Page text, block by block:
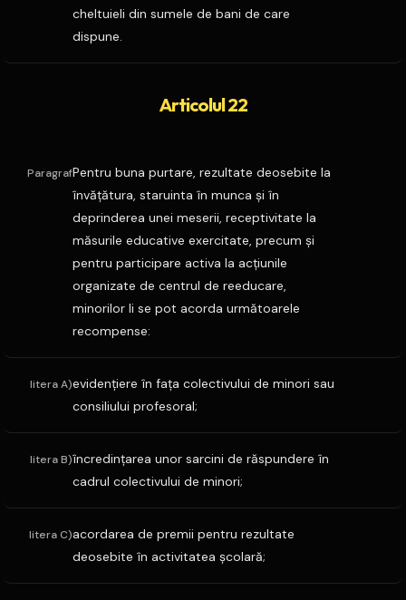
cheltuieli din sumele de bani de care
dispune.
Articolul 22
ParagrafPentru buna purtare, rezultate deosebite la
învăţătura, staruinta în munca şi în
deprinderea unei meserii, receptivitate la
măsurile educative exercitate, precum şi
pentru participare activa la acţiunile
organizate de centrul de reeducare,
minorilor li se pot acorda următoarele
recompense:
litera A)evidenţiere în faţa colectivului de minori sau
consiliului profesoral;
litera B)încredinţarea unor sarcini de răspundere în
cadrul colectivului de minori;
litera C)acordarea de premii pentru rezultate
deosebite în activitatea şcolară;